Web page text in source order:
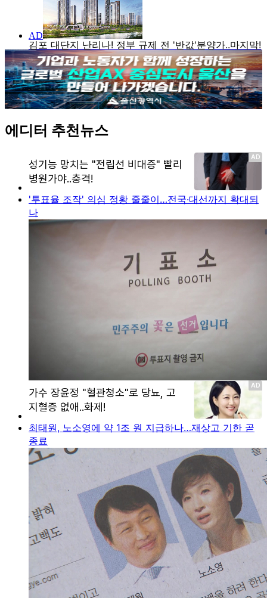
에디터 추천뉴스
'투표율 조작' 의심 정황 줄줄이…전국·대선까지 확대되
나
최태원, 노소영에 약 1조 원 지급하나…재상고 기한 곧
종료